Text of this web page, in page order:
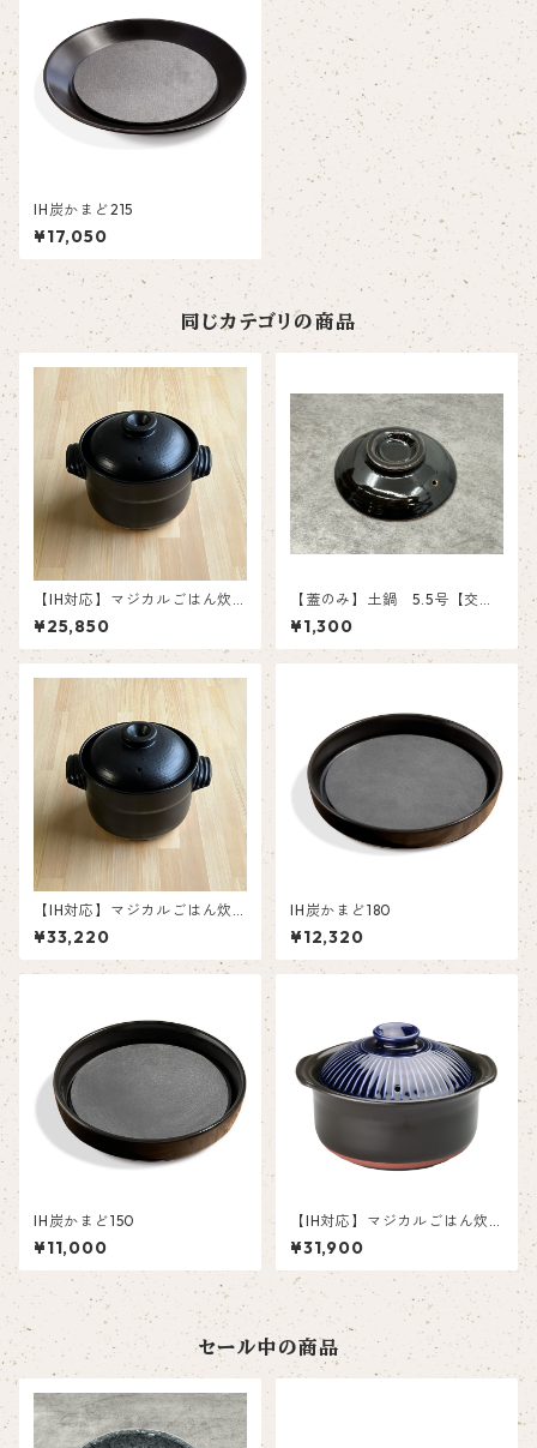
IH炭かまど215
¥17,050
同じカテゴリの商品
【IH対応】マジカルごはん炊
き土鍋 五右衛門 2合
¥25,850
【蓋のみ】土鍋 5.5号【交換
部品】
¥1,300
【IH対応】マジカルごはん炊
き土鍋 五右衛門 4合
¥33,220
IH炭かまど180
¥12,320
IH炭かまど150
¥11,000
【IH対応】マジカルごはん炊
き 菊花（きっか）5合
¥31,900
セール中の商品